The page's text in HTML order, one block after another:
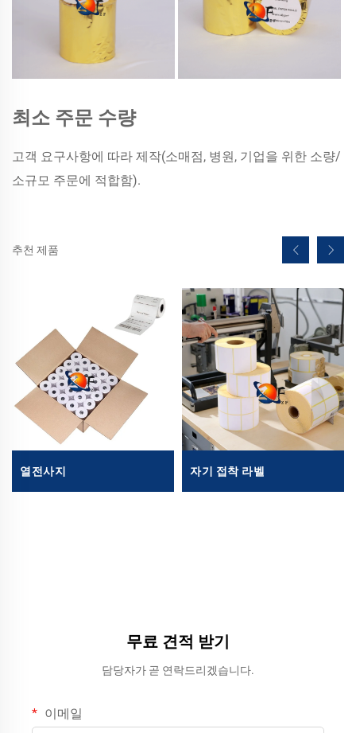
최소 주문 수량
고객 요구사항에 따라 제작(소매점, 병원, 기업을 위한 소량/
소규모 주문에 적합함).
추천 제품
열전사지 자기 접착 라벨
무료 견적 받기
담당자가 곧 연락드리겠습니다.
이메일